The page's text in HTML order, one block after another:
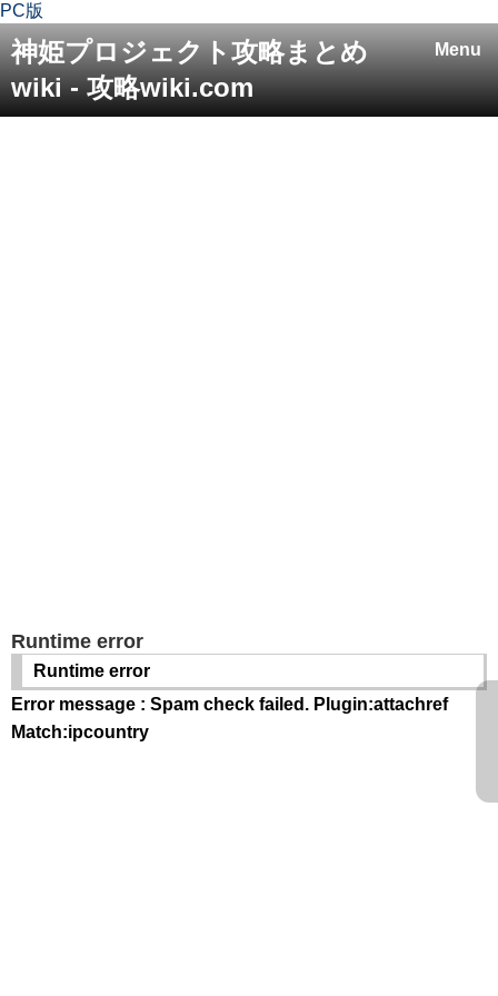
PC版
Menu
神姫プロジェクト攻略まとめ
wiki - 攻略wiki.com
Runtime error
Runtime error
Error message : Spam check failed. Plugin:attachref
Match:ipcountry